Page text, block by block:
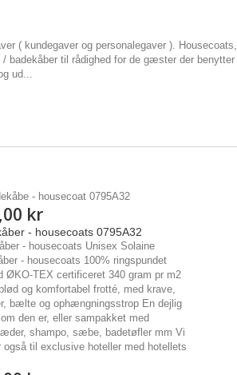
( kundegaver og personalegaver ).
badekåber til rådighed for de gæster der
ud...
kr
- housecoats 0795A32
- housecoats Unisex Solaine
- housecoats 100% ringspundet
ØKO-TEX certificeret 340 gram pr m2
og komfortabel frotté, med krave,
bælte og ophængningsstrop En dejlig
den er, eller sampakket med
shampo, sæbe, badetøfler mm Vi
også til exclusive hoteller med hotellets